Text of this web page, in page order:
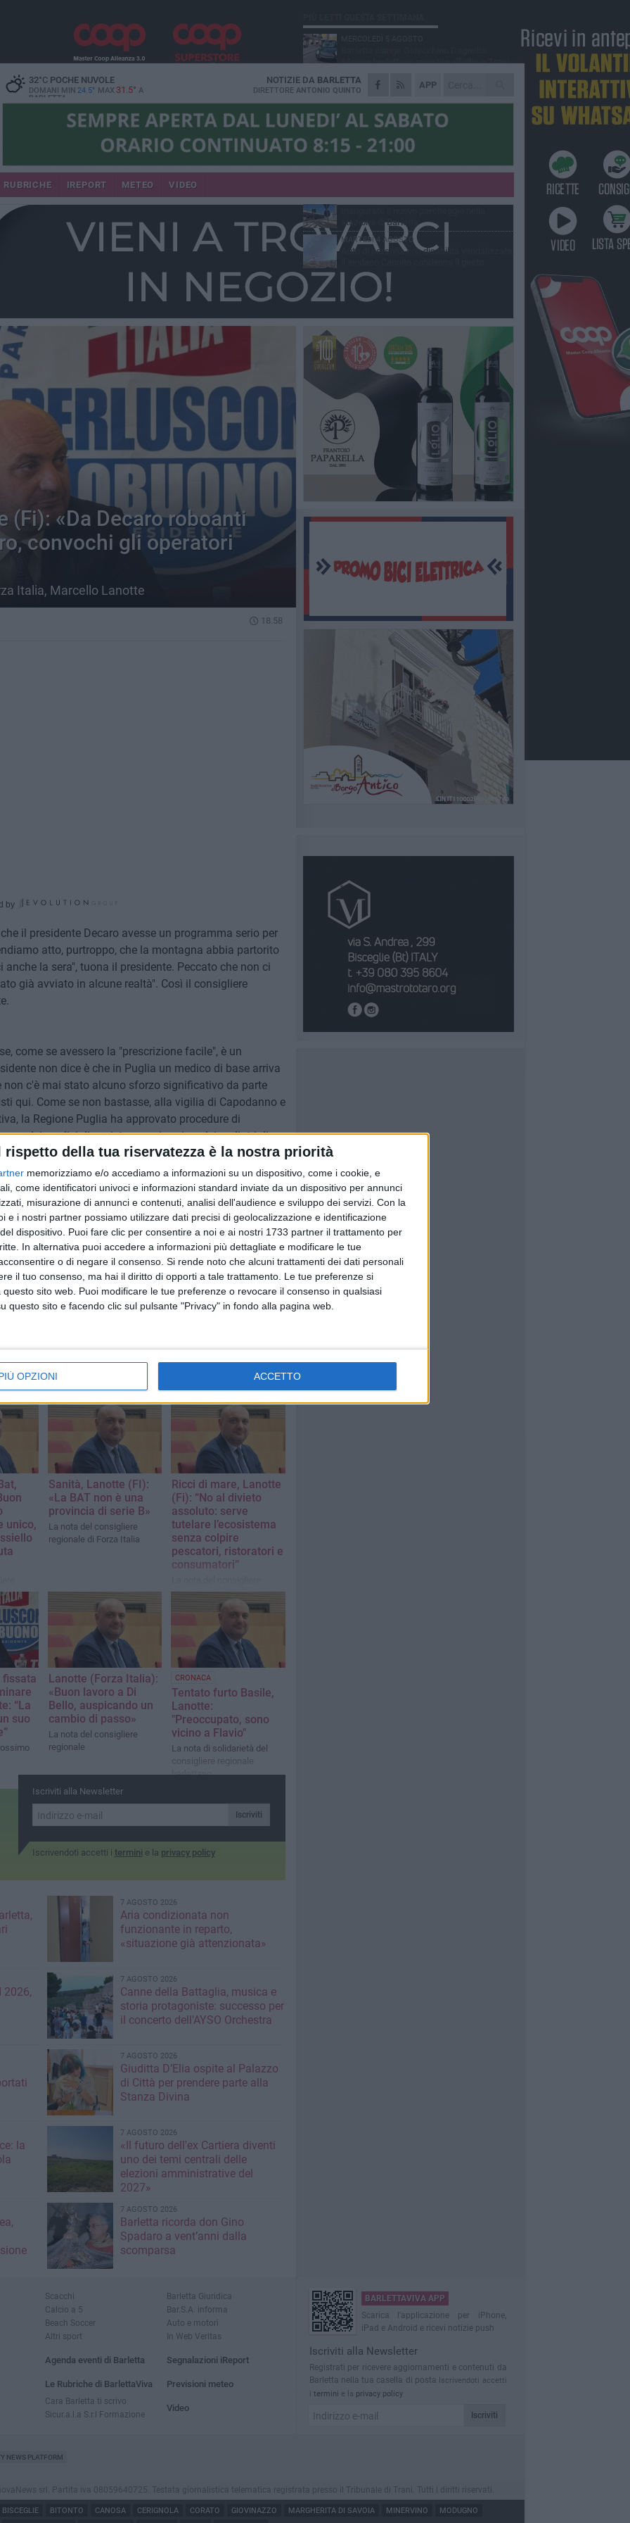
rispetto della tua riservatezza è la nostra priorità
memorizziamo e/o accediamo a informazioni su un dispositivo, come i cookie, e
come identificatori univoci e informazioni standard inviate da un dispositivo per annunci
misurazione di annunci e contenuti, analisi dell'audience e sviluppo dei servizi. Con la
e i nostri partner possiamo utilizzare dati precisi di geolocalizzazione e identificazione
dispositivo. Puoi fare clic per consentire a noi e ai nostri 1733 partner il trattamento per
In alternativa puoi accedere a informazioni più dettagliate e modificare le tue
o di negare il consenso. Si rende noto che alcuni trattamenti dei dati personali
il tuo consenso, ma hai il diritto di opporti a tale trattamento. Le tue preferenze si
sito web. Puoi modificare le tue preferenze o revocare il consenso in qualsiasi
questo sito e facendo clic sul pulsante "Privacy" in fondo alla pagina web.
OPZIONI ACCETTO
32°CPOCHE NUVOLE
DOMANI MIN 24.5° MAX 31.5° A
BARLETTA
APP
NOTIZIE DA BARLETTA
DIRETTORE ANTONIO QUINTO
RUBRICHE IREPORT METEO VIDEO
(Fi): «Da Decaro roboanti
convochi gli operatori
Italia, Marcello Lanotte
18.58
by
il presidente Decaro avesse un programma serio per
atto, purtroppo, che la montagna abbia partorito
la sera", tuona il presidente. Peccato che non ci
già avviato in alcune realtà". Così il consigliere
come se avessero la "prescrizione facile", è un
non dice è che in Puglia un medico di base arriva
non c'è mai stato alcuno sforzo significativo da parte
qui. Come se non bastasse, alla vigilia di Capodanno e
la Regione Puglia ha approvato procedure di
dei medici di assistenza primaria e dei pediatri di
ben sette sigle di associazioni di categoria, in
Sono solo alcune delle questioni irrisolte e non
del presidente e mi auguro che questa corsa
con gli operatori sanitari e condividere con loro
problema".
unico,
Sanità, Lanotte (FI):
«La BAT non è una
provincia di serie B»
La nota del consigliere
regionale di Forza Italia
Ricci di mare, Lanotte
(Fi): “No al divieto
assoluto: serve
tutelare l’ecosistema
senza colpire
pescatori, ristoratori e
consumatori”
regionale
fissata
“La
suo
Lanotte (Forza Italia):
«Buon lavoro a Di
Bello, auspicando un
cambio di passo»
La nota del consigliere
regionale
CRONACA
Tentato furto Basile,
Lanotte:
"Preoccupato, sono
vicino a Flavio"
La nota di solidarietà del
consigliere regionale
barlettano
Iscriviti alla Newsletter
Iscriviti
Iscrivendoti accetti i termini e la privacy policy
7 AGOSTO 2026
Aria condizionata non
funzionante in reparto,
«situazione già attenzionata»
2026,
7 AGOSTO 2026
Canne della Battaglia, musica e
storia protagoniste: successo per
il concerto dell’AYSO Orchestra
7 AGOSTO 2026
Giuditta D’Elia ospite al Palazzo
di Città per prendere parte alla
Stanza Divina
la
7 AGOSTO 2026
«Il futuro dell'ex Cartiera diventi
uno dei temi centrali delle
elezioni amministrative del
2027»
7 AGOSTO 2026
Barletta ricorda don Gino
Spadaro a vent’anni dalla
scomparsa
64enne barlettano investito all'alba a Trani
GIOVEDÌ 6 AGOSTO
Il ricordo di "Cecco", il benzinaio col
sorriso: «Contava i giorni che lo
separavano dalla pensione»
MERCOLEDÌ 5 AGOSTO
Jova Summer Party, giovedì mattina
sopralluogo nell'area dell'evento
Beni confiscati alla mafia. Nasce il servizio
VENERDÌ 31 LUGLIO
stazione di Barletta
MARTEDÌ 4 AGOSTO
Auto di persona con disabilità vandalizzata,
Scacchi
Calcio a 5
Beach Soccer
Altri sport
Agenda eventi di Barletta
Le Rubriche di BarlettaViva
Cara Barletta ti scrivo
Sicur.a.l.a S.r.l Formazione
Barletta Giuridica
Bar.S.A. informa
Auto e motori
In Web Veritas
Segnalazioni iReport
Previsioni meteo
Video
BARLETTAVIVA APP
Scarica l'applicazione per iPhone,
iPad e Android e ricevi notizie push
Iscriviti alla Newsletter
Registrati per ricevere aggiornamenti e contenuti da
Barletta nella tua casella di posta Iscrivendoti accetti
i termini e la privacy policy
Iscriviti
NEWS PLATFORM
srl. Partita iva 08059640725. Testata giornalistica telematica registrata presso il Tribunale di Trani. Tutti i diritti riservati.
BISCEGLIE BITONTO CANOSA CERIGNOLA CORATO GIOVINAZZO MARGHERITA DI SAVOIA MINERVINO
MODUGNO